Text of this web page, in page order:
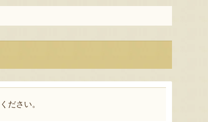
ださい。